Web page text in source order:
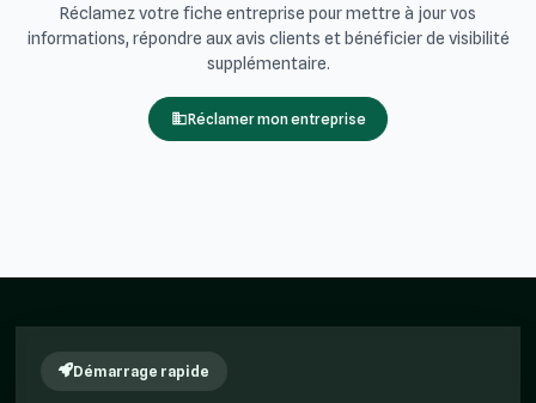
Réclamez votre fiche entreprise pour mettre à jour vos
informations, répondre aux avis clients et bénéficier de visibilité
supplémentaire.
Réclamer mon entreprise
Démarrage rapide